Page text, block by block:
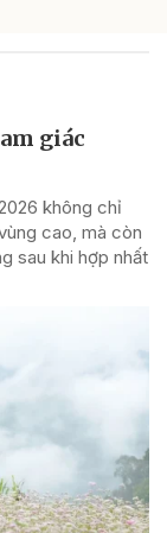
giác
không chỉ
cao, mà còn
sau khi hợp nhất